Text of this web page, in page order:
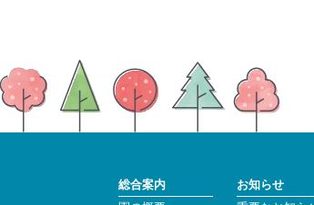
総合案内
お知らせ